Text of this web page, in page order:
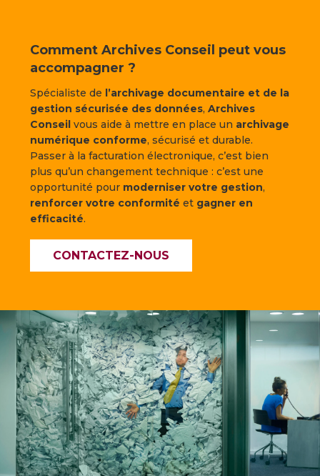
Comment Archives Conseil peut vous
accompagner ?
Spécialiste de l’archivage documentaire et de la
gestion sécurisée des données, Archives
Conseil vous aide à mettre en place un archivage
numérique conforme, sécurisé et durable.
Passer à la facturation électronique, c’est bien
plus qu’un changement technique : c’est une
opportunité pour moderniser votre gestion,
renforcer votre conformité et gagner en
efficacité.
CONTACTEZ-NOUS